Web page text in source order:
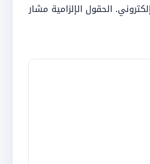
الحقول الإلزامية مشار